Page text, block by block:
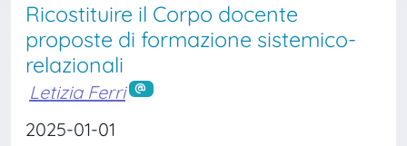
Ricostituire il Corpo docente
proposte di formazione sistemico-
relazionali
Letizia Ferri
2025-01-01